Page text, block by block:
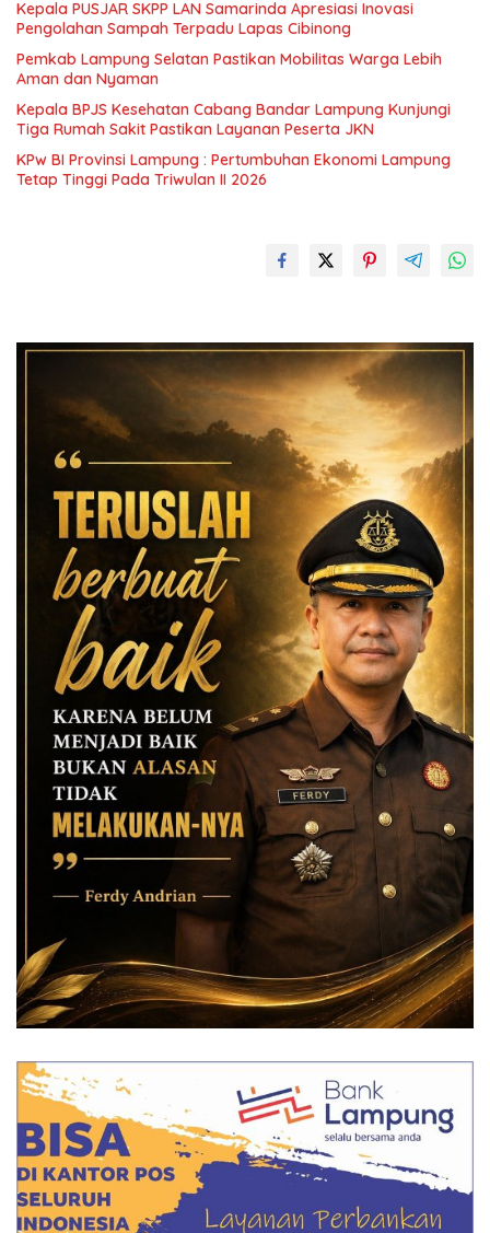
Kepala PUSJAR SKPP LAN Samarinda Apresiasi Inovasi
Pengolahan Sampah Terpadu Lapas Cibinong
Pemkab Lampung Selatan Pastikan Mobilitas Warga Lebih
Aman dan Nyaman
Kepala BPJS Kesehatan Cabang Bandar Lampung Kunjungi
Tiga Rumah Sakit Pastikan Layanan Peserta JKN
KPw BI Provinsi Lampung : Pertumbuhan Ekonomi Lampung
Tetap Tinggi Pada Triwulan II 2026